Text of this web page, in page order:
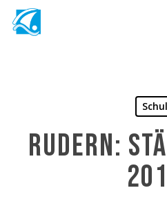
Skip
Rudern: